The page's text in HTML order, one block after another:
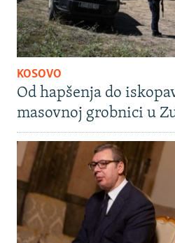
KOSOVO
Od hapšenja do
masovnoj grobnici u